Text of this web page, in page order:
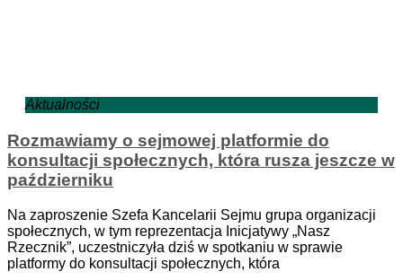
Aktualności
Rozmawiamy o sejmowej platformie do
konsultacji społecznych, która rusza jeszcze w
październiku
Na zaproszenie Szefa Kancelarii Sejmu grupa organizacji
społecznych, w tym reprezentacja Inicjatywy „Nasz
Rzecznik”, uczestniczyła dziś w spotkaniu w sprawie
platformy do konsultacji społecznych, która